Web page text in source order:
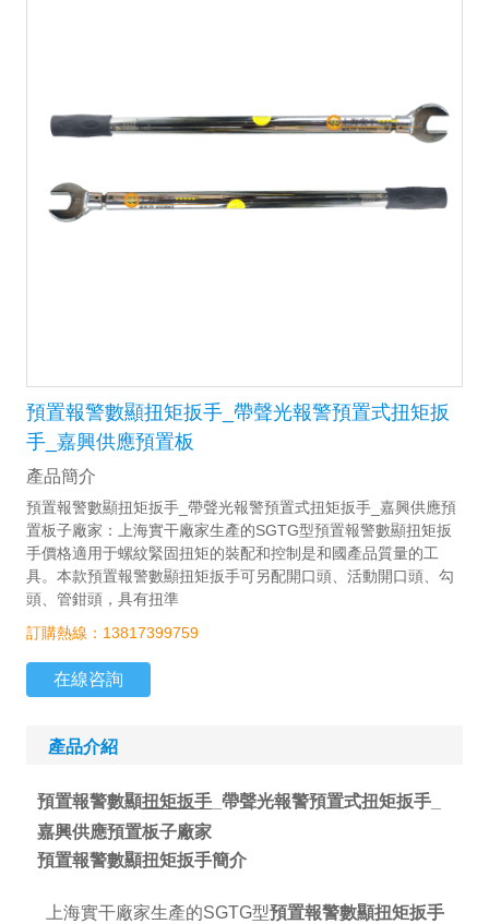
預置報警數顯扭矩扳手_帶聲光報警預置式扭矩扳
手_嘉興供應預置板
產品簡介
預置報警數顯扭矩扳手_帶聲光報警預置式扭矩扳手_嘉興供應預
置板子廠家：上海實干廠家生產的SGTG型預置報警數顯扭矩扳
手價格適用于螺紋緊固扭矩的裝配和控制是和國產品質量的工
具。本款預置報警數顯扭矩扳手可另配開口頭、活動開口頭、勾
頭、管鉗頭，具有扭準
訂購熱線：13817399759
在線咨詢
產品介紹
預置報警數顯扭矩扳手_帶聲光報警預置式扭矩扳手_
嘉興供應預置板子廠家
預置報警數顯扭矩扳手簡介
上海實干廠家生產的SGTG型預置報警數顯扭矩扳手